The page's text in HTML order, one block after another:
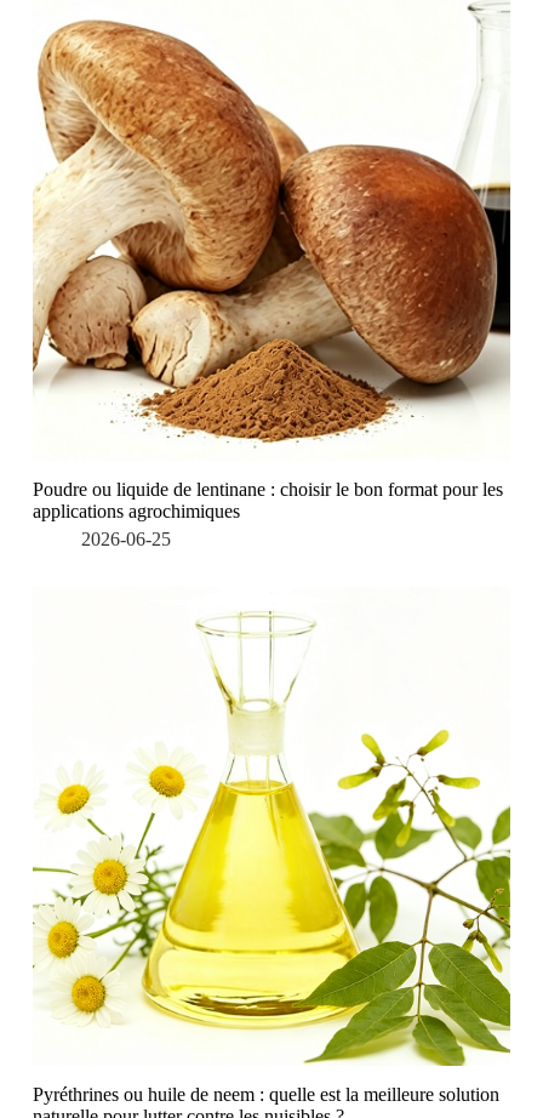
Poudre ou liquide de lentinane : choisir le bon format pour les
applications agrochimiques
2026-06-25
Pyréthrines ou huile de neem : quelle est la meilleure solution